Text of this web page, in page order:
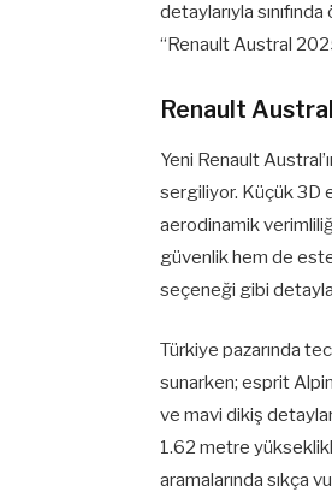
detaylarıyla
“Renault Austral
Renault
Yeni Renault
sergiliyor. Küçük 3D
aerodinamik
güvenlik hem de
seçeneği gibi
Türkiye pazarında
sunarken; esprit
ve mavi dikiş
1.62 metre
aramalarında sıkça